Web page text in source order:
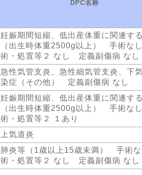
DPC名称
妊娠期間短縮、低出産体重に関連す
（出生時体重2500g以上） 手術な
術・処置等２ なし 定義副傷病 なし
急性気管支炎、急性細気管支炎、下
染症（その他） 定義副傷病 なし
妊娠期間短縮、低出産体重に関連す
（出生時体重2500g以上） 手術な
術・処置等２ １あり
上気道炎
肺炎等（1歳以上15歳未満） 手術
術・処置等２ なし 定義副傷病 なし